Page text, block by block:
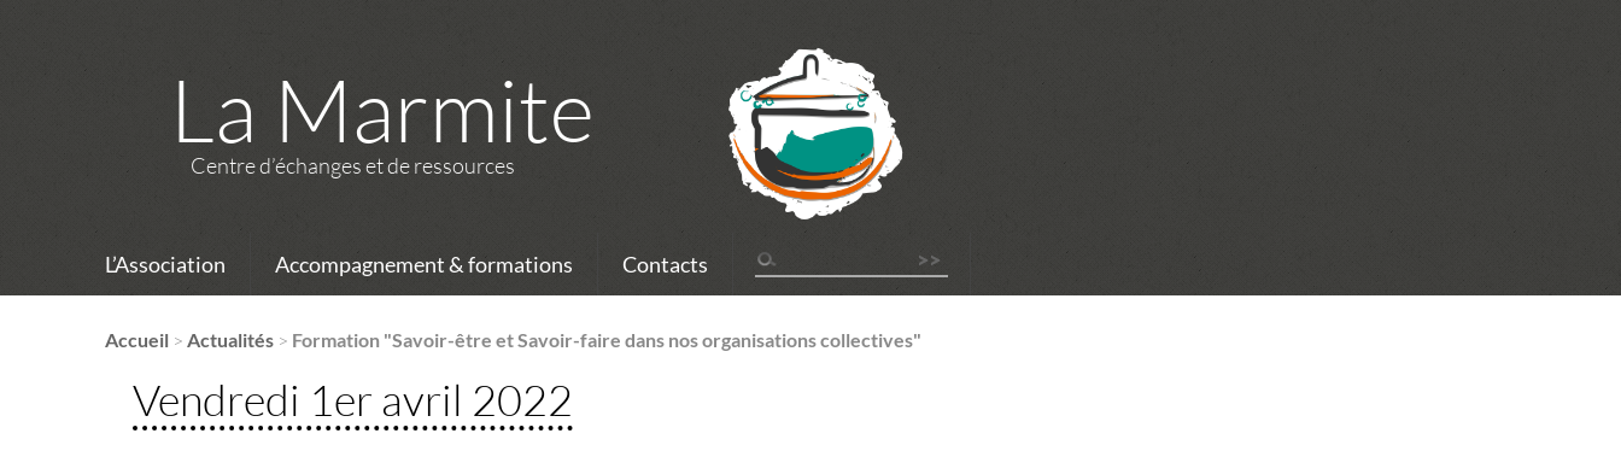
La Marmite
Centre d’échanges et de ressources
L’Association Accompagnement & formations Contacts
Accueil >Actualités > Formation "Savoir-être et Savoir-faire dans nos organisations collectives"
Vendredi 1er avril 2022